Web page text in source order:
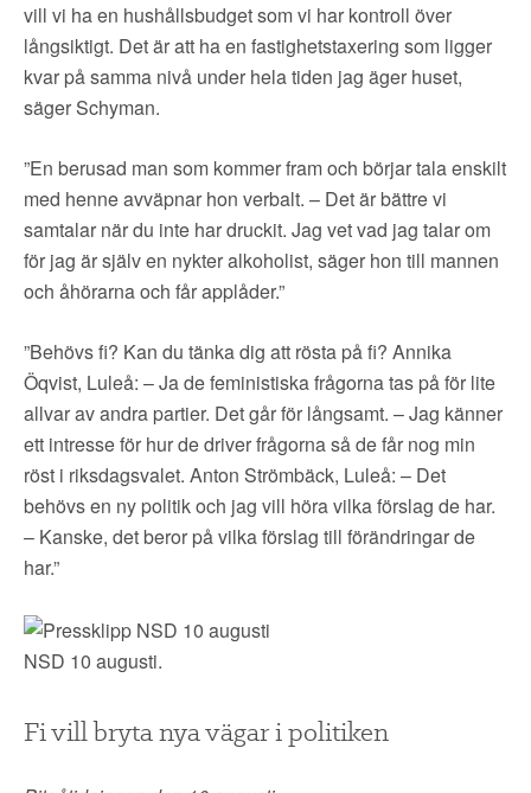
vill vi ha en hushållsbudget som vi har kontroll över
långsiktigt. Det är att ha en fastighetstaxering som ligger
kvar på samma nivå under hela tiden jag äger huset,
säger Schyman.
”En berusad man som kommer fram och börjar tala enskilt
med henne avväpnar hon verbalt. – Det är bättre vi
samtalar när du inte har druckit. Jag vet vad jag talar om
för jag är själv en nykter alkoholist, säger hon till mannen
och åhörarna och får applåder.”
”Behövs fi? Kan du tänka dig att rösta på fi? Annika
Öqvist, Luleå: – Ja de feministiska frågorna tas på för lite
allvar av andra partier. Det går för långsamt. – Jag känner
ett intresse för hur de driver frågorna så de får nog min
röst i riksdagsvalet. Anton Strömbäck, Luleå: – Det
behövs en ny politik och jag vill höra vilka förslag de har.
– Kanske, det beror på vilka förslag till förändringar de
har.”
NSD 10 augusti.
Fi vill bryta nya vägar i politiken